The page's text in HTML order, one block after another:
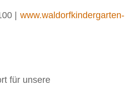
| www.waldorfkindergarten-
für unsere